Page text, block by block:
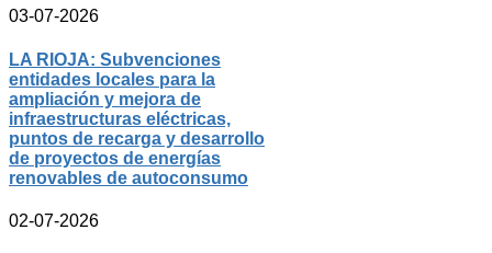
03-07-2026
LA RIOJA: Subvenciones
entidades locales para la
ampliación y mejora de
infraestructuras eléctricas,
puntos de recarga y desarrollo
de proyectos de energías
renovables de autoconsumo
02-07-2026